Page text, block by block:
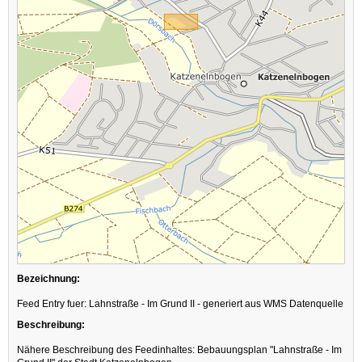
Bezeichnung:
Feed Entry fuer: Lahnstraße - Im Grund II - generiert aus WMS Datenquelle
Beschreibung:
Nähere Beschreibung des Feedinhaltes: Bebauungsplan "Lahnstraße - Im